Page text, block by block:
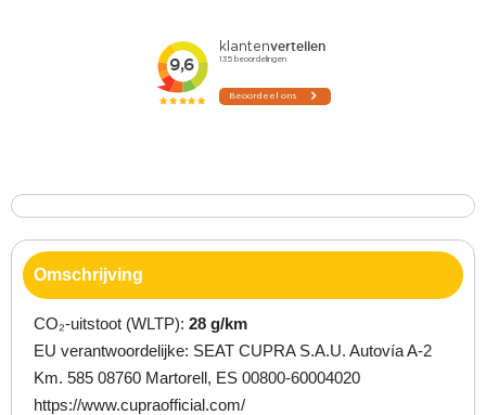
Omschrijving
CO₂-uitstoot (WLTP): 28 g/km
EU verantwoordelijke: SEAT CUPRA S.A.U. Autovía A-2
Km. 585 08760 Martorell, ES 00800-60004020
https://www.cupraofficial.com/